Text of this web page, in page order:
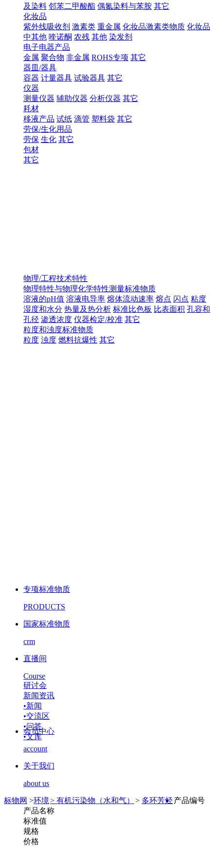
及染料 邻苯二甲酸酯 偶氮染料与苯胺 其它
化妆品
紫外线吸收剂 激素类 重金属 化妆品激素类物质 化妆品
中其他 喹诺酮 农残 其他 染发剂
电子电器产品
金属 聚合物 非金属 ROHS专项 其它
器皿/器具
容器 计量器具 试验器具 其它
仪器
测量仪器 辅助仪器 分析仪器 其它
耗材
移液产品 试纸 滴管 塑料袋 其它
劳保/生化用品
劳保 生化 其它
包材
其它
物理/工程技术特性
物理特性与物理化学特性测量标准物质
溶液的pH值 溶液电导率 熔体流动速率 熔点 闪点 粘度
湿度和水分 热量及热分析 标准比色板 比表面积 孔容和
孔径 渗透浓度 仪器检定/校准 其它
粒度和浊度标准物质
粒度 浊度 燃料抗爆性 其它
专项标准物质
PRODUCTS
国家标准物质
crm
直播间
Course
研讨会
新闻资讯
•新闻
•交流区
•问答
•文库
会员中心
account
关于我们
about us
标物网 >环境> 有机污染物（水和气） > 多环芳烃产品编号
产品名称
标准值
规格
价格